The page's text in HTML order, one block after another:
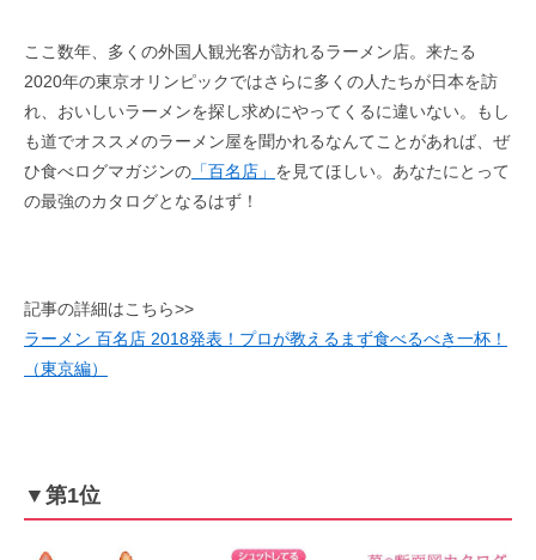
ここ数年、多くの外国人観光客が訪れるラーメン店。来たる
2020年の東京オリンピックではさらに多くの人たちが日本を訪
れ、おいしいラーメンを探し求めにやってくるに違いない。もし
も道でオススメのラーメン屋を聞かれるなんてことがあれば、ぜ
ひ食べログマガジンの 「百名店」 を見てほしい。あなたにとって
の最強のカタログとなるはず！
記事の詳細はこちら>>
ラーメン 百名店 2018発表！プロが教えるまず食べるべき一杯！
（東京編）
▼第1位